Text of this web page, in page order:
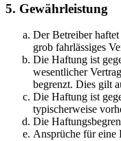
5. Gewährleistung
Der Betreiber
grob fahrlässiges
Die Haftung ist
wesentlicher
begrenzt. Dies gilt
Die Haftung ist
typischerweise
Die
Ansprüche für eine